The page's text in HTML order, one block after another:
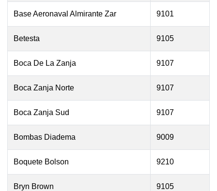
Base Aeronaval Almirante Zar 9101
Betesta 9105
Boca De La Zanja 9107
Boca Zanja Norte 9107
Boca Zanja Sud 9107
Bombas Diadema 9009
Boquete Bolson 9210
Bryn Brown 9105